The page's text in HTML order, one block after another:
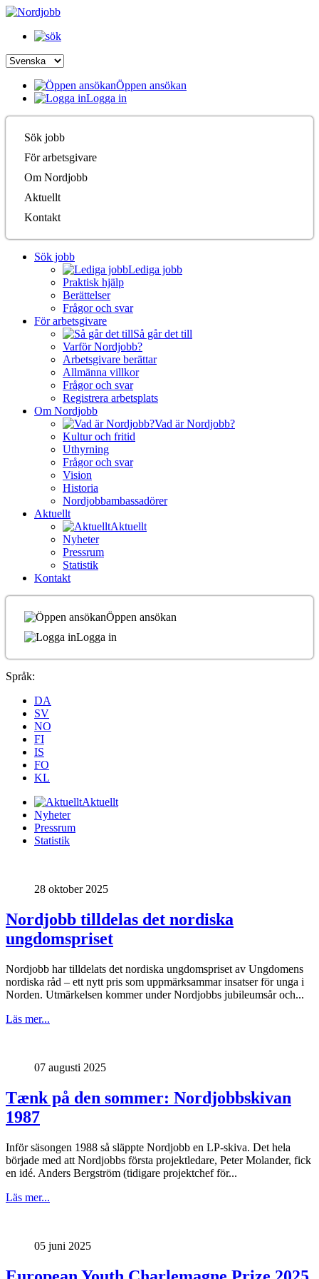
Öppen ansökan
Logga in
Sök jobb
För arbetsgivare
Om Nordjobb
Aktuellt
Kontakt
Sök jobb
Lediga jobb
Praktisk hjälp
Berättelser
Frågor och svar
För arbetsgivare
Så går det till
Varför Nordjobb?
Arbetsgivare berättar
Allmänna villkor
Frågor och svar
Registrera arbetsplats
Om Nordjobb
Vad är Nordjobb?
Kultur och fritid
Uthyrning
Frågor och svar
Vision
Historia
Nordjobbambassadörer
Aktuellt
Aktuellt
Nyheter
Pressrum
Statistik
Kontakt
Öppen ansökan
Logga in
Språk:
DA
SV
NO
FI
IS
FO
KL
Aktuellt
Nyheter
Pressrum
Statistik
28 oktober 2025
Nordjobb tilldelas det nordiska
ungdomspriset
Nordjobb har tilldelats det nordiska ungdomspriset av Ungdomens
nordiska råd – ett nytt pris som uppmärksammar insatser för unga i
Norden. Utmärkelsen kommer under Nordjobbs jubileumsår och...
Läs mer...
07 augusti 2025
Tænk på den sommer: Nordjobbskivan
1987
Inför säsongen 1988 så släppte Nordjobb en LP-skiva. Det hela
började med att Nordjobbs första projektledare, Peter Molander, fick
en idé. Anders Bergström (tidigare projektchef för...
Läs mer...
05 juni 2025